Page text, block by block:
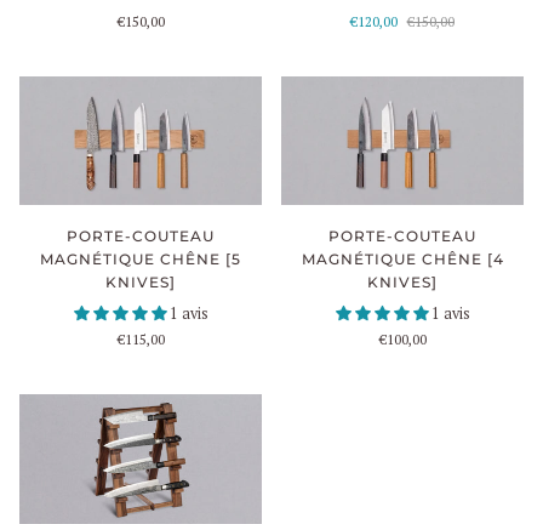
€150,00
€120,00 €150,00
PORTE-COUTEAU
MAGNÉTIQUE CHÊNE [5
KNIVES]
1 avis
€115,00
PORTE-COUTEAU
MAGNÉTIQUE CHÊNE [4
KNIVES]
1 avis
€100,00